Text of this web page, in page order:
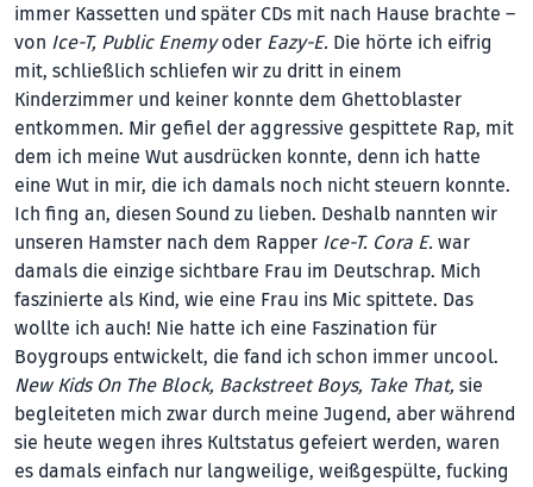
immer Kassetten und später CDs mit nach Hause brachte –
von Ice-T, Public Enemyoder Eazy-E. Die hörte ich eifrig
mit, schließlich schliefen wir zu dritt in einem
Kinderzimmer und keiner konnte dem Ghettoblaster
entkommen. Mir gefiel der aggressive gespittete Rap, mit
dem ich meine Wut ausdrücken konnte, denn ich hatte
eine Wut in mir, die ich damals noch nicht steuern konnte.
Ich fing an, diesen Sound zu lieben. Deshalb nannten wir
unseren Hamster nach dem Rapper Ice-T. Cora E. war
damals die einzige sichtbare Frau im Deutschrap. Mich
faszinierte als Kind, wie eine Frau ins Mic spittete. Das
wollte ich auch! Nie hatte ich eine Faszination für
Boygroups entwickelt, die fand ich schon immer uncool.
New Kids On The Block, Backstreet Boys, Take That, sie
begleiteten mich zwar durch meine Jugend, aber während
sie heute wegen ihres Kultstatus gefeiert werden, waren
es damals einfach nur langweilige, weißgespülte, fucking